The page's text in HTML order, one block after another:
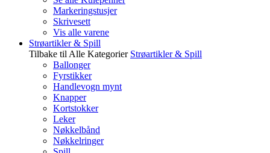
Markeringstusjer
Skrivesett
Vis alle varene
Strøartikler & Spill
Tilbake til Alle Kategorier Strøartikler & Spill
Ballonger
Fyrstikker
Handlevogn mynt
Knapper
Kortstokker
Leker
Nøkkelbånd
Nøkkelringer